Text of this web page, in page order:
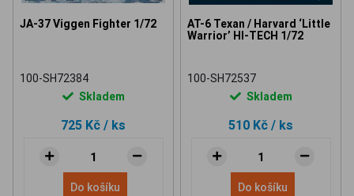
JA-37 Viggen Fighter 1/72
100-SH72384
Skladem
725 Kč / ks
Do košíku
AT-6 Texan / Harvard ‘Little
Warrior’ HI-TECH 1/72
100-SH72537
Skladem
510 Kč / ks
Do košíku